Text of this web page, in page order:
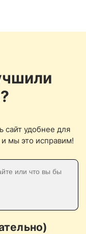
сайт удобнее для
мы это исправим!